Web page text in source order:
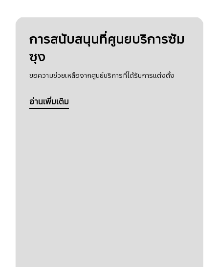
การสนับสนุนที่ศูนยบริการซัม
ซุง
ขอความช่วยเหลือจากศูนย์บริการที่ได้รับการแต่งตั้ง
อ่านเพิ่มเติม